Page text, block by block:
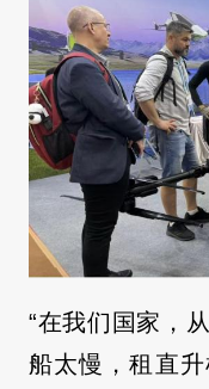
“在我们国家，
船太慢，租直